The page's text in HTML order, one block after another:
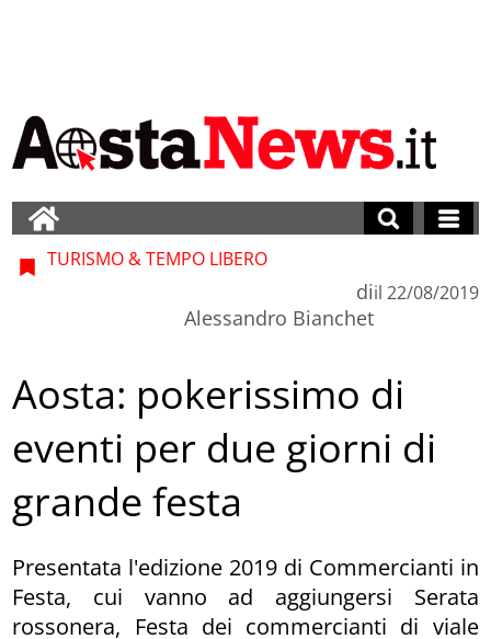
TURISMO & TEMPO LIBERO
di
Alessandro Bianchet
il 22/08/2019
Aosta: pokerissimo di
eventi per due giorni di
grande festa
Presentata l'edizione 2019 di Commercianti in
Festa, cui vanno ad aggiungersi Serata
rossonera, Festa dei commercianti di viale